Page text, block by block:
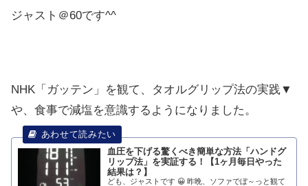
ジャスト＠60です^^
NHK「ガッテン」を観て、タオルグリップ法の実践▼
や、食事で減塩を意識するようになりました。
血圧を下げる驚くべき簡単な方法「ハンドグ
リップ法」を実証する！【1ヶ月毎日やった
結果は？】
ども、ジャストです 😀 昨晩、ソファでぼ～っと観て